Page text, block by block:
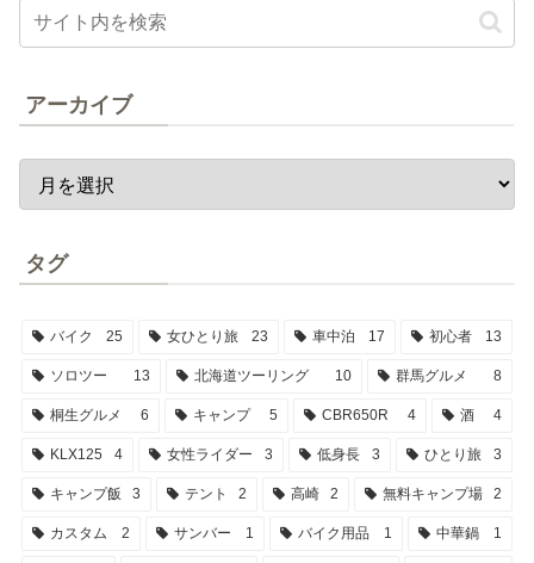
アーカイブ
タグ
バイク 25 女ひとり旅 23 車中泊 17 初心者 13
ソロツー 13 北海道ツーリング 10 群馬グルメ 8
桐生グルメ 6 キャンプ 5 CBR650R 4 酒 4
KLX125 4 女性ライダー 3 低身長 3 ひとり旅 3
キャンプ飯 3 テント 2 高崎 2 無料キャンプ場 2
カスタム 2 サンバー 1 バイク用品 1 中華鍋 1